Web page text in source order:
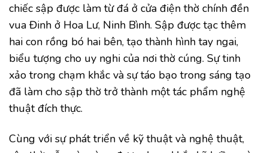
chiếc sập được làm từ đá ở cửa điện thờ chính đền
vua Đinh ở Hoa Lư, Ninh Bình. Sập được tạc thêm
hai con rồng bó hai bên, tạo thành hình tay ngai,
biểu tượng cho uy nghi của nơi thờ cúng. Sự tinh
xảo trong chạm khắc và sự táo bạo trong sáng tạo
đã làm cho sập thờ trở thành một tác phẩm nghệ
thuật đích thực.
Cùng với sự phát triển về kỹ thuật và nghệ thuật,